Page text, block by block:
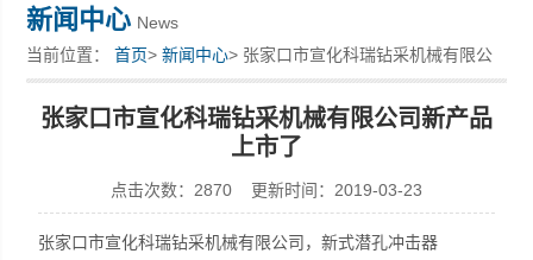
宣化县瑞科钻孔机械厂
新闻中心 News
当前位置：首页>新闻中心> 张家口市宣化科瑞钻采机械有限公
司新产品上市了
张家口市宣化科瑞钻采机械有限公司新产品
上市了
点击次数：2870 更新时间：2019-03-23
张家口市宣化科瑞钻采机械有限公司，新式潜孔冲击器